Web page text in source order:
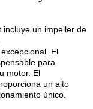
incluye un impeller de
El
para
motor. El
un alto
único.